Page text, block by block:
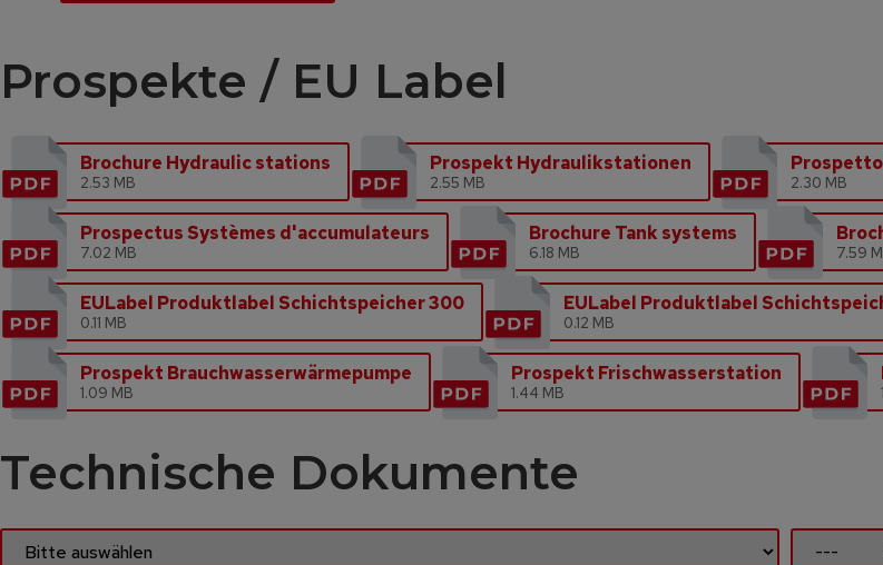
Prospekte / EU Label
Brochure Hydraulic stations
2.53 MB
Prospekt Hydraulikstationen
2.55 MB 2.30 MB
Prospectus Systèmes d'accumulateurs
7.02 MB
Brochure Tank systems
6.18 MB 7.59
EULabel Produktlabel Schichtspeicher 300
0.11 MB
EULabel Produktlabel
0.12 MB
Prospekt Brauchwasserwärmepumpe
1.09 MB
Prospekt Frischwasserstation
1.44 MB
Technische Dokumente